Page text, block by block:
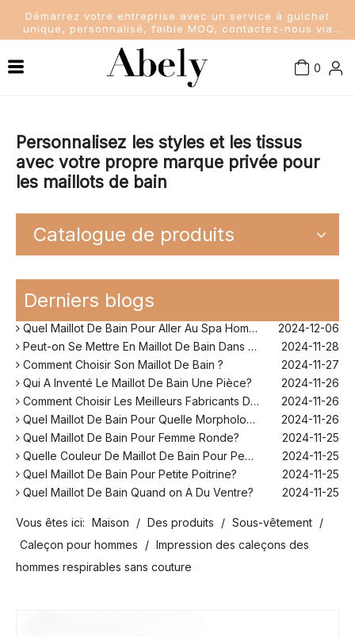
Démarrez votre entreprise avec un service à guichet
unique, personnalisé, faible MOQ, contactez-nous via
sales@abelyfashion.com
0
Maillots de bain femme
Maillots de bain pour hommes
Maillots de bain pour enfants
Dame Soutien-Gorge et Culottes
Connaissance de l'industrie
Nouvelles de la société
Nouvelles de l'industrie
Personnalisez les styles et les tissus
avec votre propre marque privée pour
les maillots de bain
Catalogue de produits
Derniers blogs
Sans Retouche Rihanna Maillot De Bain ?
Quel Maillot De Bain Pour Aller Au Spa Homme ?
2024-12-06
Peut-on Se Mettre En Maillot De Bain Dans Son Jardin ?
2024-11-28
Comment Choisir Son Maillot De Bain ?
2024-11-27
Qui A Inventé Le Maillot De Bain Une Pièce?
2024-11-26
Comment Choisir Les Meilleurs Fabricants De Maillots De Bain Pour Votre Marque ?
2024-11-26
Quel Maillot De Bain Pour Quelle Morphologie?
2024-11-26
Quel Maillot De Bain Pour Femme Ronde?
2024-11-25
Quelle Couleur De Maillot De Bain Pour Peau Blanche?
2024-11-25
Quel Maillot De Bain Pour Petite Poitrine?
2024-11-25
Quel Maillot De Bain Quand on A Du Ventre?
2024-11-25
Sans Retouche Rihanna Maillot De Bain ?
2024-12-06
Quel Maillot De Bain Pour Aller Au Spa Homme ?
2024-12-06
Peut-on Se Mettre En Maillot De Bain Dans Son Jardin ?
Vous êtes ici: Maison / Des produits / Sous-vêtement /
Caleçon pour hommes
/ Impression des caleçons des
hommes respirables sans couture